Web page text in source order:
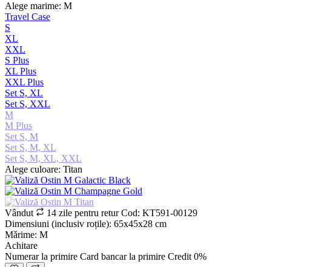
Alege marime: M
Travel Case
S
XL
XXL
S Plus
XL Plus
XXL Plus
Set S, XL
Set S, XXL
M
M Plus
Set S, M
Set S, M, XL
Set S, M, XL, XXL
Alege culoare: Titan
Vândut 14 zile pentru returCod: KT591-00129
Dimensiuni (inclusiv roțile): 65х45х28 cm
Mǎrime: M
Achitare
Numerar la primire Card bancar la primire Credit 0%